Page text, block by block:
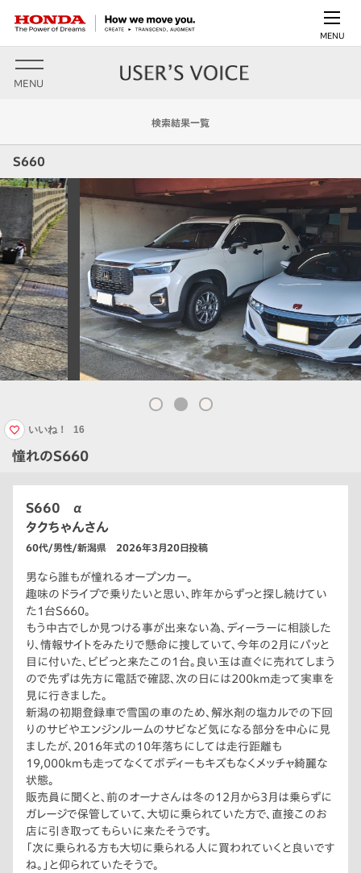
MENU
MENU
検索結果一覧
S660
憧れのS660
いいね！ 16
S660 α
タクちゃんさん
60代/男性/新潟県 2026年3月20日投稿
男なら誰もが憧れるオープンカー。
趣味のドライブで乗りたいと思い、昨年からずっと探し続けてい
た1台S660。
もう中古でしか見つける事が出来ない為、ディーラーに相談した
り、情報サイトをみたりで懸命に捜していて、今年の2月にパッと
目に付いた、ビビっと来たこの1台。良い玉は直ぐに売れてしまう
ので先ずは先方に電話で確認、次の日には200km走って実車を
見に行きました。
新潟の初期登録車で雪国の車のため、解氷剤の塩カルでの下回
りのサビやエンジンルームのサビなど気になる部分を中心に見
ましたが、2016年式の10年落ちにしては走行距離も
19,000kmも走ってなくてボディーもキズもなくメッチャ綺麗な
状態。
販売員に聞くと、前のオーナさんは冬の12月から3月は乗らずに
ガレージで保管していて、大切に乗られていた方で、直接このお
店に引き取ってもらいに来たそうです。
「次に乗られる方も大切に乗られる人に買われていくと良いです
ね。」と仰られていたそうで。